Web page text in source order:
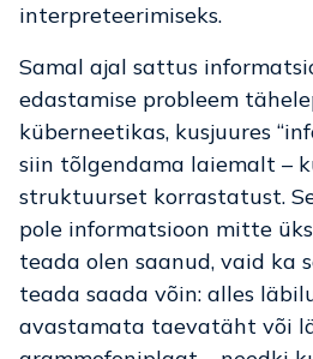
interpreteerimiseks.
Samal ajal sattus
edastamise probleem
küberneetikas, kusjuures
siin tõlgendama laiemalt –
struktuurset korrastatust.
pole informatsioon mitte
teada olen saanud, vaid ka
teada saada võin: alles
avastamata taevatäht või